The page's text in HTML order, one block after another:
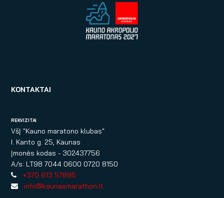
KONTAKTAI
REKVIZITAI
VšĮ "Kauno maratono klubas"
I. Kanto g. 25, Kaunas
Įmonės kodas - 302437756
A/s: LT98 7044 0600 0720 8150
+370 613 57895
info@kaunasmarathon.lt